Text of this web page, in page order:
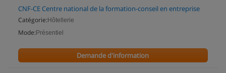
CNF-CE Centre national de la formation-conseil en entreprise
Catégorie: Hôtellerie
Mode: Présentiel
Demande d'information